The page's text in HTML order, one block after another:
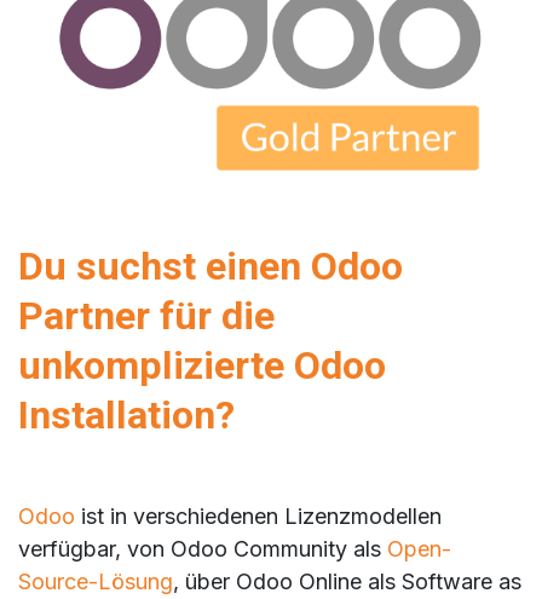
Du suchst einen Odoo
Partner für die
unkomplizierte Odoo
Installation?
Odoo ist in verschiedenen Lizenzmodellen
verfügbar, von Odoo Community als Open-
Source-Lösung, über Odoo Online als Software as